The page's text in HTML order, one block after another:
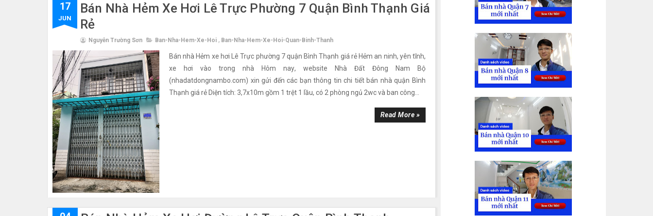
17
JUN
Bán Nhà Hẻm Xe Hơi Lê Trực Phường 7 Quận Bình Thạnh Giá
Rẻ
Nguyễn Trường Sơn Ban-Nha-Hem-Xe-Hoi , Ban-Nha-Hem-Xe-Hoi-Quan-Binh-Thanh
Bán nhà Hẻm xe hơi Lê Trực phường 7 quận Bình Thạnh giá rẻ Hẻm an ninh, yên tĩnh,
xe hơi vào trong nhà Hôm nay, website Nhà Đất Đông Nam Bộ
(nhadatdongnambo.com) xin gửi đến các bạn thông tin chi tiết bán nhà quận Bình
Thạnh giá rẻ Diện tích: 3,7x10m gồm 1 trệt 1 lầu, có 2 phòng ngủ 2wc và ban công...
Read More »